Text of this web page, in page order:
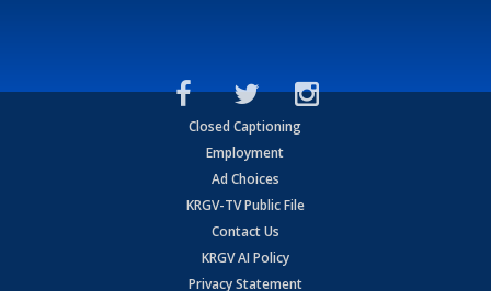
Closed Captioning
Employment
Ad Choices
KRGV-TV Public File
Contact Us
KRGV AI Policy
Privacy Statement